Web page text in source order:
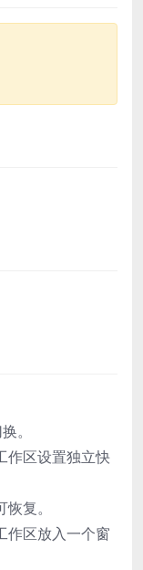
。
作区设置独立快
复。
作区放入一个窗